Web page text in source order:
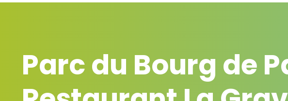
Parc du Bourg de